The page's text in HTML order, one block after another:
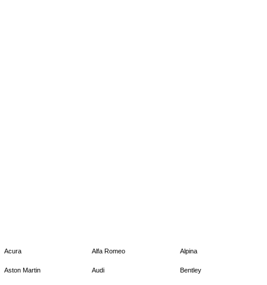
Acura Alfa Romeo Alpina
Aston Martin Audi Bentley